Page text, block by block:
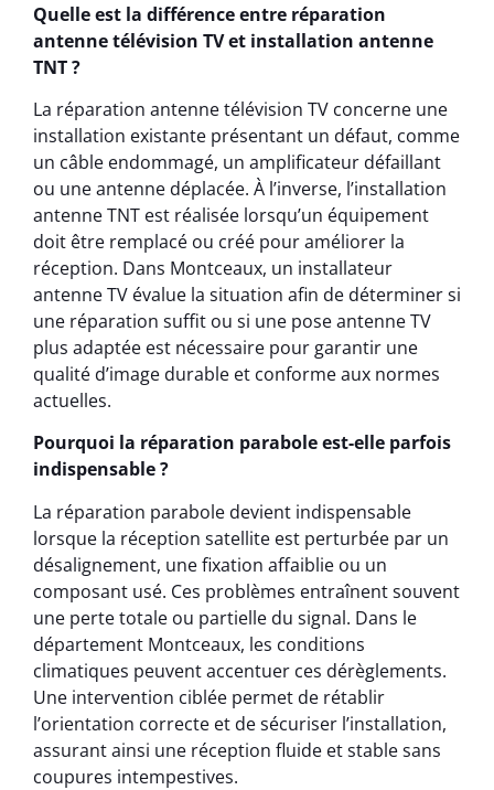
Quelle est la différence entre réparation
antenne télévision TV et installation antenne
TNT ?
La réparation antenne télévision TV concerne une
installation existante présentant un défaut, comme
un câble endommagé, un amplificateur défaillant
ou une antenne déplacée. À l’inverse, l’installation
antenne TNT est réalisée lorsqu’un équipement
doit être remplacé ou créé pour améliorer la
réception. Dans Montceaux, un installateur
antenne TV évalue la situation afin de déterminer si
une réparation suffit ou si une pose antenne TV
plus adaptée est nécessaire pour garantir une
qualité d’image durable et conforme aux normes
actuelles.
Pourquoi la réparation parabole est-elle parfois
indispensable ?
La réparation parabole devient indispensable
lorsque la réception satellite est perturbée par un
désalignement, une fixation affaiblie ou un
composant usé. Ces problèmes entraînent souvent
une perte totale ou partielle du signal. Dans le
département Montceaux, les conditions
climatiques peuvent accentuer ces dérèglements.
Une intervention ciblée permet de rétablir
l’orientation correcte et de sécuriser l’installation,
assurant ainsi une réception fluide et stable sans
coupures intempestives.